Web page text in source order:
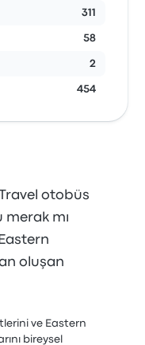
311
58
2
454
otobüs
mı
oluşan
ve Eastern
bireysel